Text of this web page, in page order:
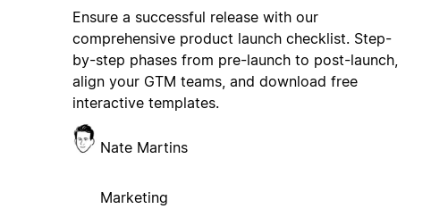
Ensure a successful release with our
comprehensive product launch checklist. Step-
by-step phases from pre-launch to post-launch,
align your GTM teams, and download free
interactive templates.
Nate Martins
Marketing